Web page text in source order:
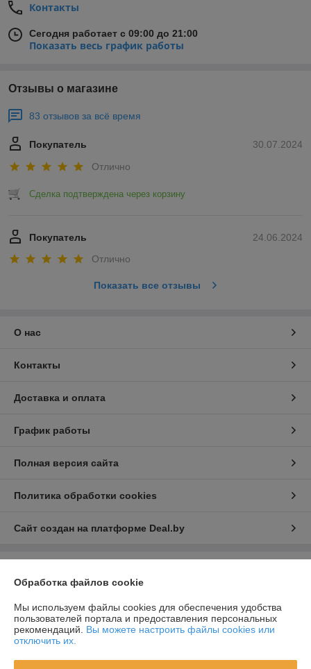
Контакты
Сегодня работает с 09:00 до 21:00
Показать весь график работы
Отзывы о магазине
83 отзывов за всё время
30.07.2024
Покупатель
Отлично
Сделка подтверждена через корзину
24.06.2024
Покупатель
Отлично
Показать все отзывы
О нас
Контакты
Доставка и оплата
График работы
Полная версия сайта
Политика обработки cookies
Сайт создан на платформе Deal.by
220103 г Минск ул. Славинского 4Е/7 пом. 174/6
Регистрационный номер ЕГР: 193602574
Обработка файлов cookie
Мы используем файлы cookies для обеспечения удобства
пользователей портала и предоставления персональных
рекомендаций. Вы можете настроить файлы cookies или
отключить их.